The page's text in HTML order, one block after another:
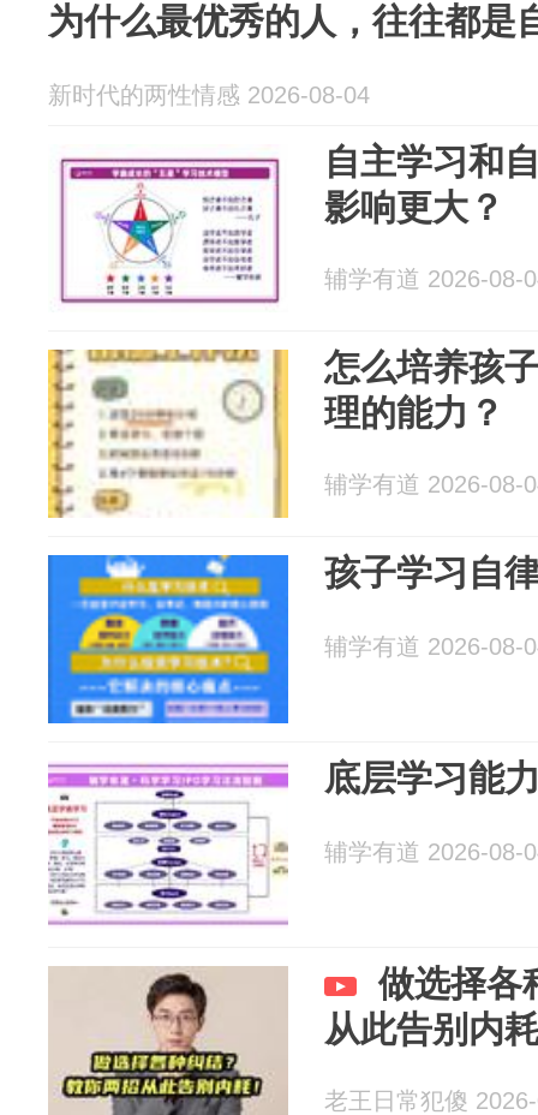
为什么最优秀的人，往往都是
新时代的两性情感 2026-08-04
自主学习和
影响更大？
辅学有道 2026-08-
怎么培养孩
理的能力？
辅学有道 2026-08-
孩子学习自
辅学有道 2026-08-
底层学习能
辅学有道 2026-08-
做选择各
从此告别内
老王日常犯傻